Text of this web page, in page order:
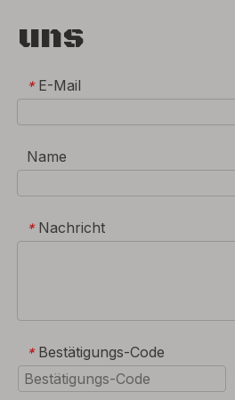
uns
* E-Mail
Name
* Nachricht
* Bestätigungs-Code